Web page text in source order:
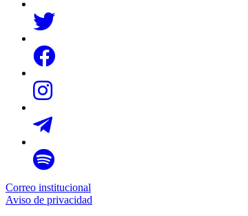
Correo institucional
Aviso de privacidad